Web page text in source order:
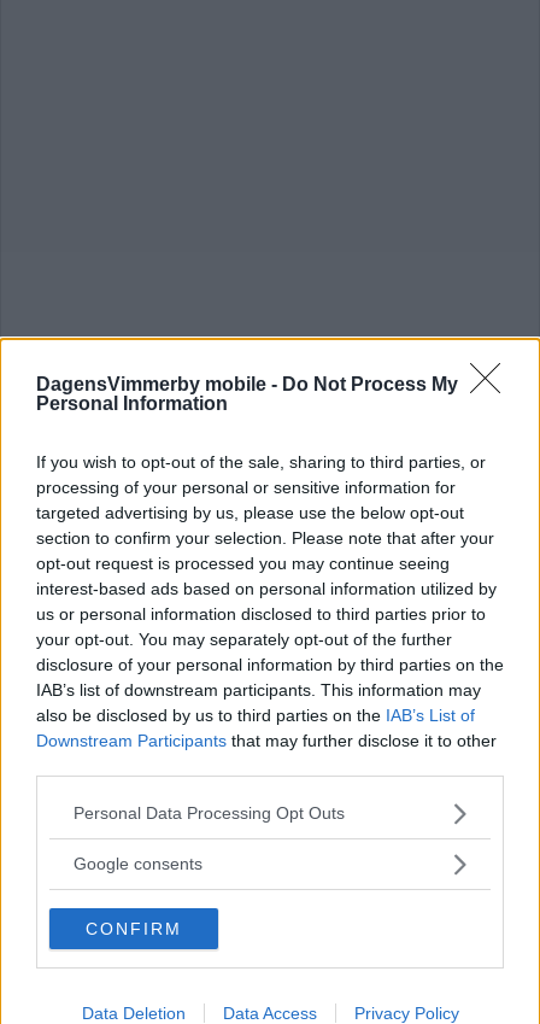
DagensVimmerby mobile - Do Not Process My
Personal Information
If you wish to opt-out of the sale, sharing to third parties, or
processing of your personal or sensitive information for
targeted advertising by us, please use the below opt-out
section to confirm your selection. Please note that after your
opt-out request is processed you may continue seeing
interest-based ads based on personal information utilized by
us or personal information disclosed to third parties prior to
your opt-out. You may separately opt-out of the further
disclosure of your personal information by third parties on the
IAB’s list of downstream participants. This information may
also be disclosed by us to third parties on the IAB’s List of
Downstream Participants that may further disclose it to other
Please note that this website/app uses one or more Google
not limited to your visit or usage behaviour. You may click to
use your data for below specified purposes in below Google
consent section.
Personal Data Processing Opt Outs
Google consents
CONFIRM
Data Deletion Data Access Privacy Policy
40 procent går i pension inom tio år –
enorm utmaning väntar
POLITIK 22 april 2017 04.00
Så många kommunalt anställda går i
pension fram till 2026
POLITIK 07 april 2017 08.00
Läs in fler nyheter